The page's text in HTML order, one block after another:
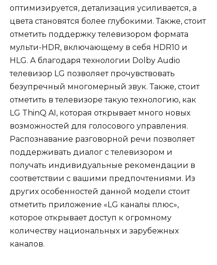
оптимизируется, детализация усиливается, а
цвета становятся более глубокими. Также, стоит
отметить поддержку телевизором формата
мульти-HDR, включающему в себя HDR10 и
HLG. А благодаря технологии Dolby Audio
телевизор LG позволяет прочувствовать
безупречный многомерный звук. Также, стоит
отметить в телевизоре такую технологию, как
LG ThinQ AI, которая открывает много новых
возможностей для голосового управления.
Распознавание разговорной речи позволяет
поддерживать диалог с телевизором и
получать индивидуальные рекомендации в
соответствии с вашими предпочтениями. Из
других особенностей данной модели стоит
отметить приложение «LG каналы плюс»,
которое открывает доступ к огромному
количеству национальных и зарубежных
каналов.